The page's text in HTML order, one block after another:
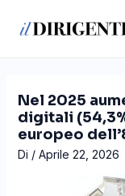
Nel 2025
digitali
europeo
Di / Aprile 22, 2026
articoli